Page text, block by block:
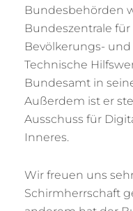
Bundesbehörden
Bundeszentrale
Bevölkerungs-
Technische
Bundesamt in
Außerdem ist er
Ausschuss für
Inneres.
Wir freuen uns
Schirmherrschaft